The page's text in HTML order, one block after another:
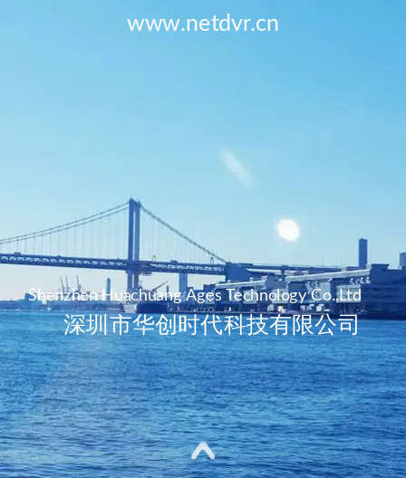
www.netdvr.cn
深圳市华创时代科技有限公司
Shenzhen Huachuang Ages Technology Co.,Ltd